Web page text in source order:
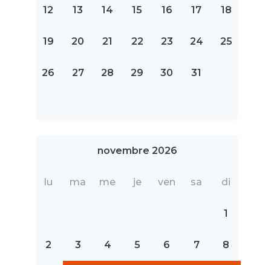
12 13 14 15 16 17 18
19 20 21 22 23 24 25
26 27 28 29 30 31
novembre 2026
lu ma me je ven sa di
1
2 3 4 5 6 7 8